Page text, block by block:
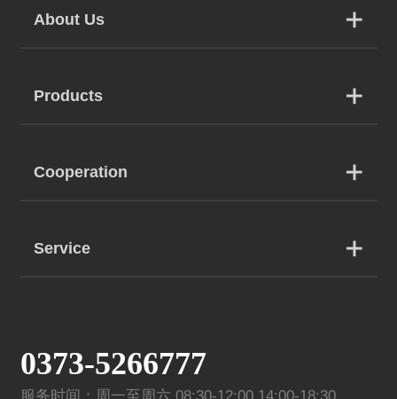
About Us
Products
Cooperation
Service
0373-5266777
服务时间：周一至周六 08:30-12:00 14:00-18:30